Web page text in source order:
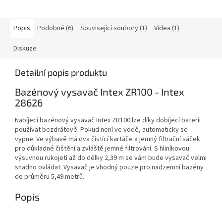
Popis Podobné (6) Související soubory (1) Videa (1)
Diskuze
Detailní popis produktu
Bazénový vysavač Intex ZR100 - Intex
28626
Nabíjecí bazénový vysavač Intex ZR100 lze díky dobíjecí baterii
používat bezdrátově. Pokud není ve vodě, automaticky se
vypne. Ve výbavě má dva čistící kartáče a jemný filtrační sáček
pro důkladné čištění a zvláště jemné filtrování. S hliníkovou
výsuvnou rukojetí až do délky 2,39 m se vám bude vysavač velmi
snadno ovládat. Vysavač je vhodný pouze pro nadzemní bazény
do průměru 5,49 metrů.
Popis